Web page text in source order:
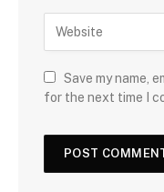
Save my name,
for the next time I